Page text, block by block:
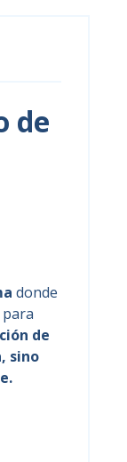
de
donde
de
sino